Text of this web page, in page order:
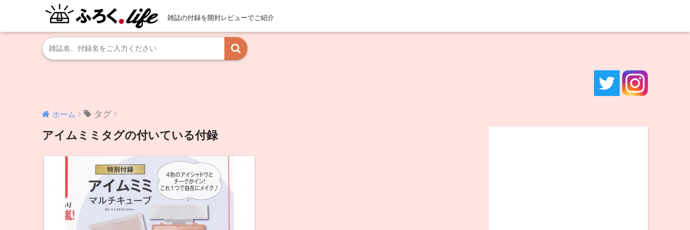
雑誌の付録を開封レビューでご紹介
ホーム タグ
アイムミミタグの付いている付録